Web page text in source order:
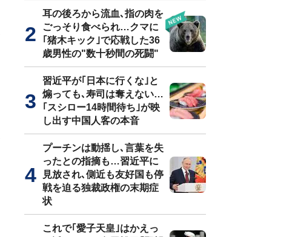
耳の後ろから流血､指の肉を
ごっそり食べられ…クマに
｢猪木キック｣で応戦した36
歳男性の"数十秒間の死闘"
習近平が｢日本に行くな｣と
煽っても､寿司は奪えない…
｢スシロー14時間待ち｣が映
し出す中国人客の本音
プーチンは動揺し､言葉を失
ったとの指摘も…習近平に
見放され､側近も友好国も停
戦を迫る独裁政権の末期症
状
これで｢愛子天皇｣はかえっ